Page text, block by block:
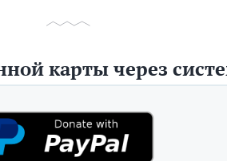
карты через